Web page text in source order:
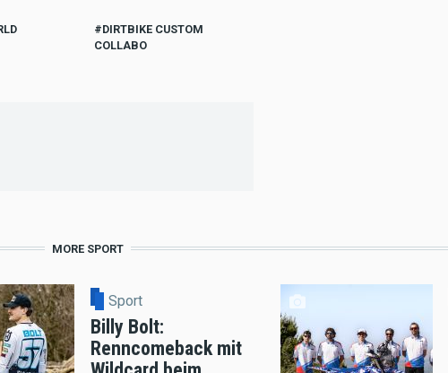
DIRTBIKE CUSTOM
COLLABO
MORE SPORT
Sport
Billy Bolt:
Renncomeback mit